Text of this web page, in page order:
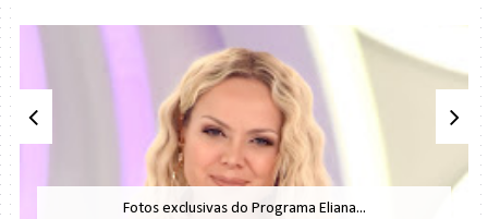
Fotos exclusivas do Programa Eliana...